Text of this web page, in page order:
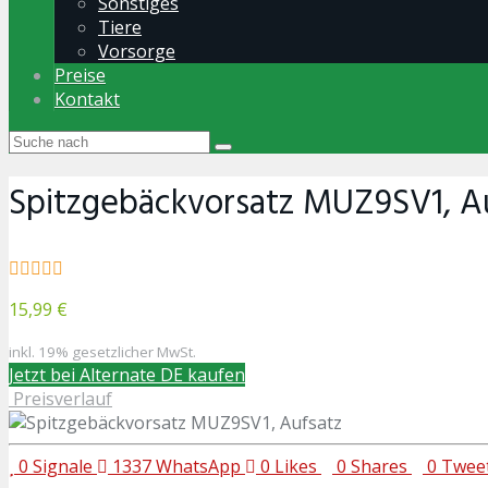
Tiere
Vorsorge
Preise
Kontakt
Spitzgebäckvorsatz MUZ9SV1,
15,99 €
inkl. 19% gesetzlicher MwSt.
Jetzt bei Alternate DE kaufen
Preisverlauf
0 Signale 1337WhatsApp 0 Likes 0 Shares 0